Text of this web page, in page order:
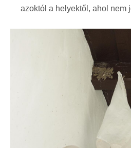
azoktól a helyektől, ahol nem